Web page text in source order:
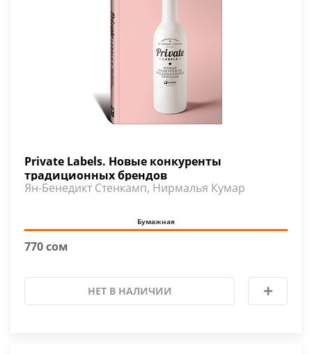
Private Labels. Новые конкуренты
традиционных брендов
Ян-Бенедикт Стенкамп, Нирмалья Кумар
Бумажная
770 сом
НЕТ В НАЛИЧИИ